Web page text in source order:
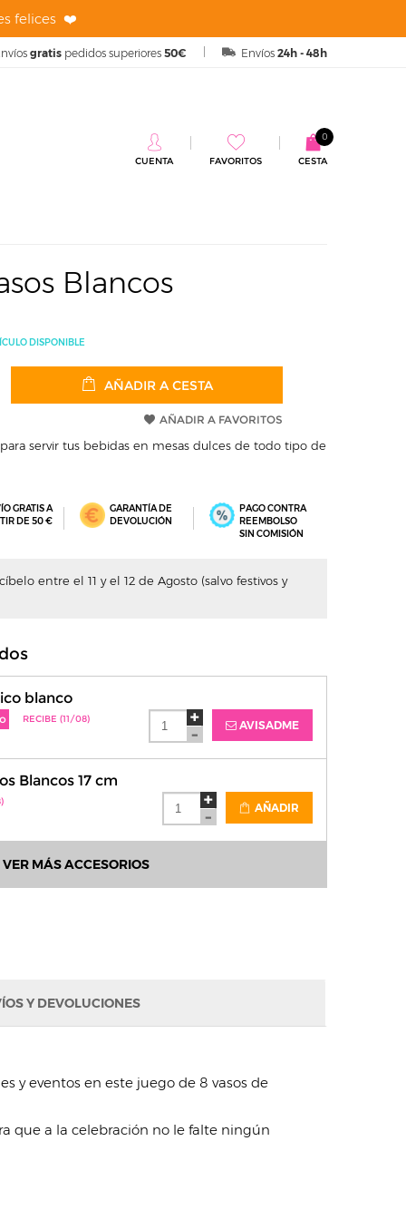
felices ❤️
Envíos 24h - 48h
gratis pedidos superiores 50€
CESTA
0
CUENTA FAVORITOS
Blancos
DISPONIBLE
AÑADIR A CESTA
AÑADIR A FAVORITOS
servir tus bebidas en mesas dulces de todo tipo de
GRATIS A
DE 50 €
GARANTÍA DE
DEVOLUCIÓN
PAGO CONTRA
REEMBOLSO
SIN COMISIÓN
entre el 11 y el 12 de Agosto (salvo festivos y
blanco
RECIBE (11/08) AVISADME
Blancos 17 cm
AÑADIR
VER MÁS ACCESORIOS
Y DEVOLUCIONES
y eventos en este juego de 8 vasos de
que a la celebración no le falte ningún